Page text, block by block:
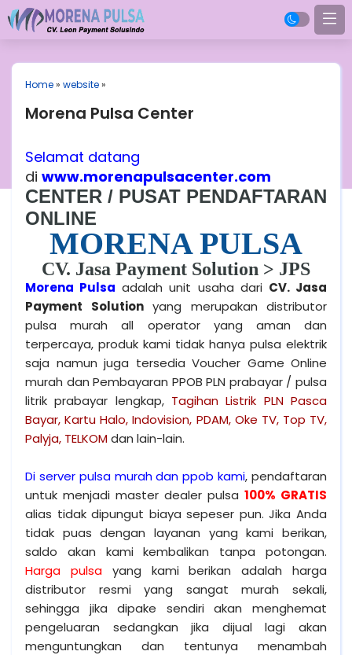
Home» website»
Morena Pulsa Center
Selamat datang
di www.morenapulsacenter.com
CENTER / PUSAT PENDAFTARAN
ONLINE
MORENA PULSA
CV. Jasa Payment Solution > JPS
Morena Pulsa adalah unit usaha dari CV. Jasa
Payment Solutionyang merupakan distributor
pulsa murah all operator yang aman dan
terpercaya, produk kami tidak hanya pulsa elektrik
saja namun juga tersedia Voucher Game Online
murah dan Pembayaran PPOB PLN prabayar / pulsa
litrik prabayar lengkap, Tagihan Listrik PLN Pasca
Bayar, Kartu Halo, Indovision, PDAM, Oke TV, Top TV,
Palyja, TELKOMdan lain-lain.
Di server pulsa murah dan ppob kami, pendaftaran
untuk menjadi master dealer pulsa 100% GRATIS
alias tidak dipungut biaya sepeser pun. Jika Anda
tidak puas dengan layanan yang kami berikan,
saldo akan kami kembalikan tanpa potongan.
Harga pulsayang kami berikan adalah harga
distributor resmi yang sangat murah sekali,
sehingga jika dipake sendiri akan menghemat
pengeluaran sedangkan jika dijual lagi akan
menguntungkan dan tentunya menambah